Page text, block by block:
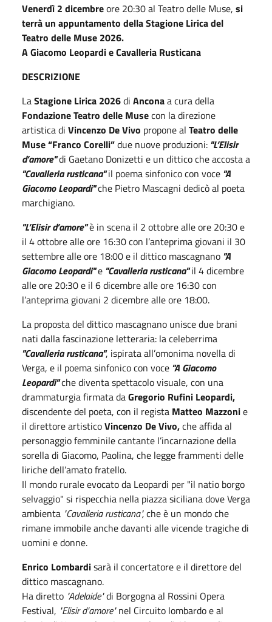
Venerdì 2 dicembreore 20:30 al Teatro delle Muse, si
terrà un appuntamento della Stagione Lirica del
Teatro delle Muse 2026.
A Giacomo Leopardi e Cavalleria Rusticana
DESCRIZIONE
LaStagione Lirica 2026di Anconaa cura della
Fondazione Teatro delle Musecon la direzione
artistica di Vincenzo De Vivo propone al Teatro delle
Muse “Franco Corelli”due nuove produzioni: "L’Elisir
d’amore"di Gaetano Donizetti e un dittico che accosta a
"Cavalleria rusticana"il poema sinfonico con voce "A
Giacomo Leopardi"che Pietro Mascagni dedicò al poeta
marchigiano.
"L’Elisir d’amore"è in scena il 2 ottobre alle ore 20:30 e
il 4 ottobre alle ore 16:30 con l’anteprima giovani il 30
settembre alle ore 18:00 e il dittico mascagnano "A
Giacomo Leopardi"e "Cavalleria rusticana"il 4 dicembre
alle ore 20:30 e il 6 dicembre alle ore 16:30 con
l’anteprima giovani 2 dicembre alle ore 18:00.
La proposta del dittico mascagnano unisce due brani
nati dalla fascinazione letteraria: la celeberrima
"Cavalleria rusticana", ispirata all’omonima novella di
Verga, e il poema sinfonico con voce "A Giacomo
Leopardi"che diventa spettacolo visuale, con una
drammaturgia firmata daGregorio Rufini Leopardi,
discendente del poeta, con il regista Matteo Mazzonie
il direttore artisticoVincenzo De Vivo,che affida al
personaggio femminile cantante l’incarnazione della
sorella di Giacomo, Paolina, che legge frammenti delle
liriche dell’amato fratello.
Il mondo rurale evocato da Leopardi per "il natio borgo
selvaggio" si rispecchia nella piazza siciliana dove Verga
ambienta "Cavalleria rusticana",che è un mondo che
rimane immobile anche davanti alle vicende tragiche di
uomini e donne.
Enrico Lombardisarà il concertatore e il direttore del
dittico mascagnano.
Ha diretto "Adelaide"di Borgogna al Rossini Opera
Festival, "Elisir d’amore"nel Circuito lombardo e al